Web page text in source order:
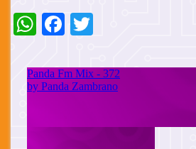
WhatsApp
Facebook